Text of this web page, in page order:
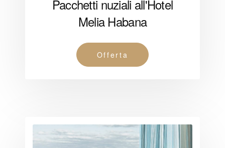
Pacchetti nuziali all'Hotel
Melia Habana
Offerta